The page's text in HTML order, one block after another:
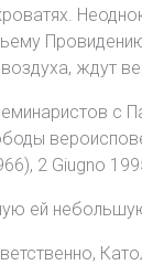
воздуха, ждут
с
2 Giugno
ей